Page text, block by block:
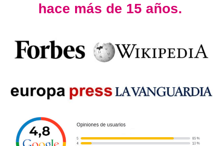
hace más de 15 años.